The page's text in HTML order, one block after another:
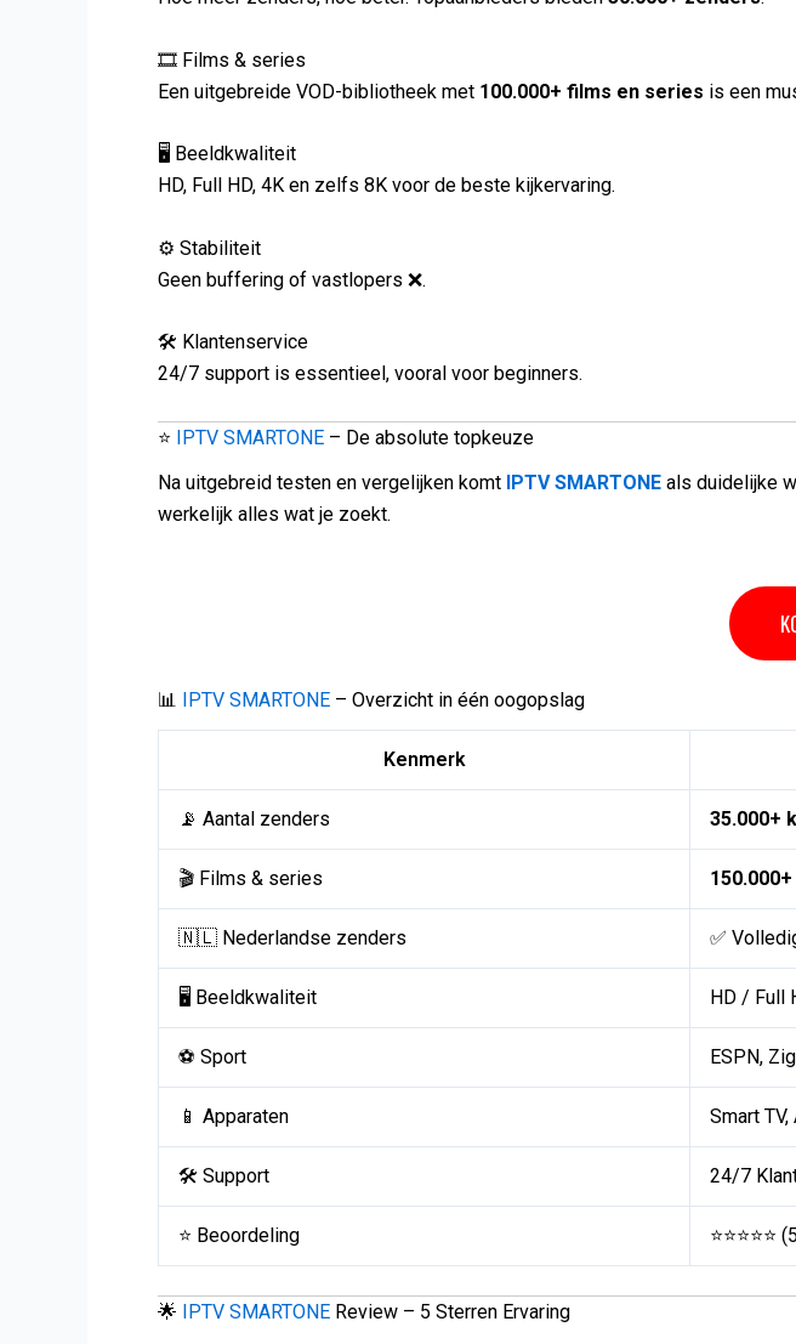
🎞️ Films & series
Een uitgebreide VOD-bibliotheek met 100.000+ films en series is een
🖥️ Beeldkwaliteit
HD, Full HD, 4K en zelfs 8K voor de beste kijkervaring.
⚙️ Stabiliteit
Geen buffering of vastlopers ❌.
🛠️ Klantenservice
24/7 support is essentieel, vooral voor beginners.
⭐ IPTV SMARTONE – De absolute topkeuze
Na uitgebreid testen en vergelijken komt IPTV SMARTONE als duidelijke
werkelijk alles wat je zoekt.
📊 IPTV SMARTONE – Overzicht in één oogopslag
Kenmerk
📡 Aantal zenders 35.000+
🎬 Films & series 150.000+
🇳🇱 Nederlandse zenders ✅
🖥️ Beeldkwaliteit HD / Full
⚽ Sport ESPN,
📱 Apparaten Smart TV,
🛠️ Support 24/7
⭐ Beoordeling ⭐⭐⭐⭐⭐
🌟 IPTV SMARTONE Review – 5 Sterren Ervaring